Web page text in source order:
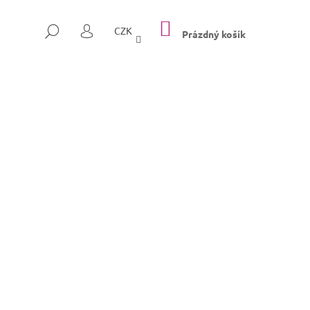
HLEDAT
PŘIHLÁŠENÍ
CZK NÁKUPNÍ
KOŠÍK
Prázdný košík